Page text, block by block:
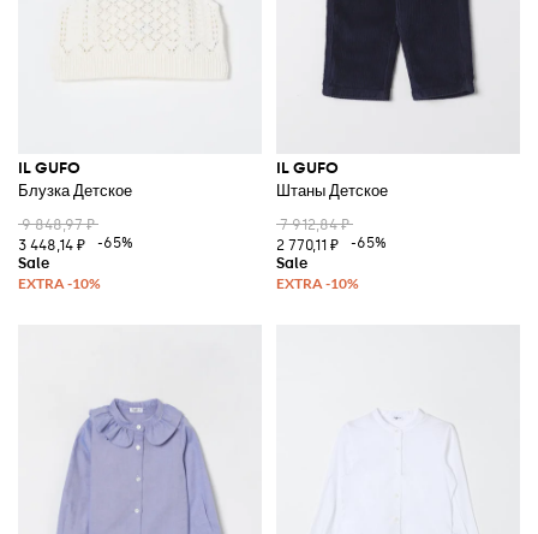
IL GUFO
Блузка Детское
9 848,97 ₽
3 448,14 ₽
-65%
IL GUFO
Штаны Детское
7 912,84 ₽
2 770,11 ₽
-65%